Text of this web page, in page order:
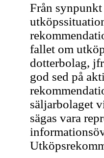
Från
fallet om
dotterbolag,
god sed på
säljarbolaget
sägas vara